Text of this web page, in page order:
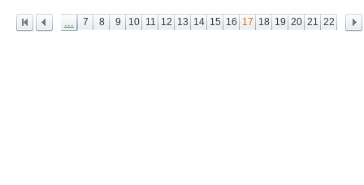
... 7 8 9 10 11 12 13 14 15 16 17 18 19 20 21 22